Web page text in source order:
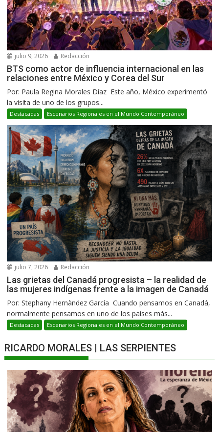
julio 9, 2026 Redacción
BTS como actor de influencia internacional en las
relaciones entre México y Corea del Sur
Por: Paula Regina Morales Díaz Este año, México experimentó
la visita de uno de los grupos...
Destacadas Escenarios Regionales en el Mundo Contemporáneo
julio 7, 2026 Redacción
Las grietas del Canadá progresista – la realidad de
las mujeres indígenas frente a la imagen de Canadá
Por: Stephany Hernàndez García Cuando pensamos en Canadá,
normalmente pensamos en uno de los países más...
Destacadas Escenarios Regionales en el Mundo Contemporáneo
RICARDO MORALES | LAS SERPIENTES